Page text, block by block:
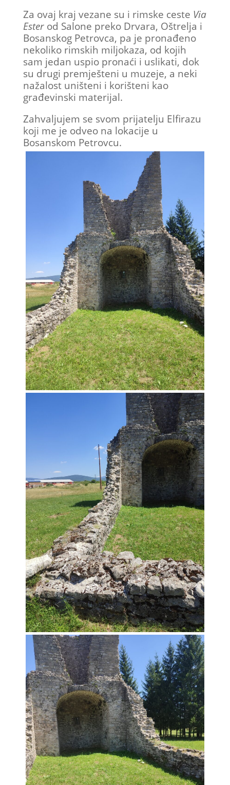
Za ovaj kraj vezane su i rimske ceste Via
Esterod Salone preko Drvara, Oštrelja i
Bosanskog Petrovca, pa je pronađeno
nekoliko rimskih miljokaza, od kojih
sam jedan uspio pronaći i uslikati, dok
su drugi premješteni u muzeje, a neki
nažalost uništeni i korišteni kao
građevinski materijal.
Zahvaljujem se svom prijatelju Elfirazu
koji me je odveo na lokacije u
Bosanskom Petrovcu.